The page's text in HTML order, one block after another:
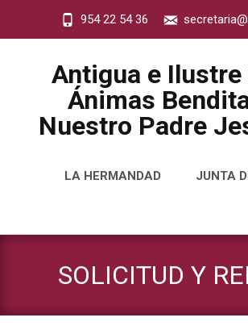
954 22 54 36
Antigua e
Ánimas
Nuestro Padre
LA HERMANDAD JUNTA
SOLICITUD Y